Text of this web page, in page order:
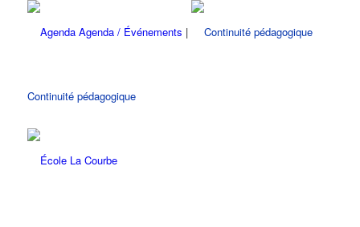
Agenda / Événements |
Continuité pédagogique